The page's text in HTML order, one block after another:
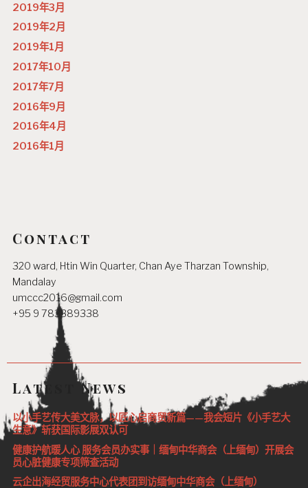
2019年3月
2019年2月
2019年1月
2017年10月
2017年7月
2016年9月
2016年4月
2016年1月
Contact
320 ward, Htin Win Quarter, Chan Aye Tharzan Township,
Mandalay
umccc2016@gmail.com
+95 9 783389338
Latest News
以小手艺传大美文脉，以匠心启商贸新篇——我会短片《小手艺大
生意》斩获国际影展双认可
健康护航暖人心 服务会员办实事｜缅甸中华商会（上缅甸）开展会
员心脏健康专项筛查活动
云企出海经贸服务中心代表团到访缅甸中华商会（上缅甸）